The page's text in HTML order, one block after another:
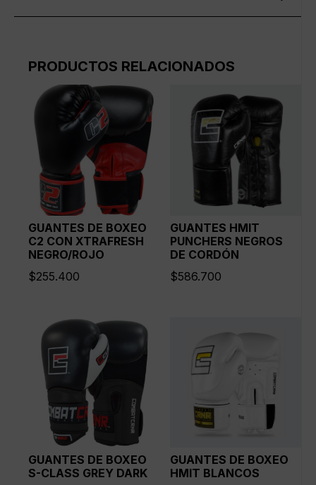
PRODUCTOS RELACIONADOS
GUANTES DE BOXEO
C2 CON XTRAFRESH
NEGRO/ROJO
$255.400
GUANTES HMIT
PUNCHERS NEGROS
DE CORDÓN
$586.700
GUANTES DE BOXEO
S-CLASS GREY DARK
GUANTES DE BOXEO
HMIT BLANCOS